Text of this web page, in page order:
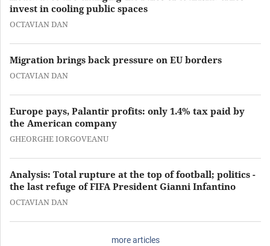
invest in cooling public spaces
OCTAVIAN DAN
Migration brings back pressure on EU borders
OCTAVIAN DAN
Europe pays, Palantir profits: only 1.4% tax paid by
the American company
GHEORGHE IORGOVEANU
Analysis: Total rupture at the top of football; politics -
the last refuge of FIFA President Gianni Infantino
OCTAVIAN DAN
more articles